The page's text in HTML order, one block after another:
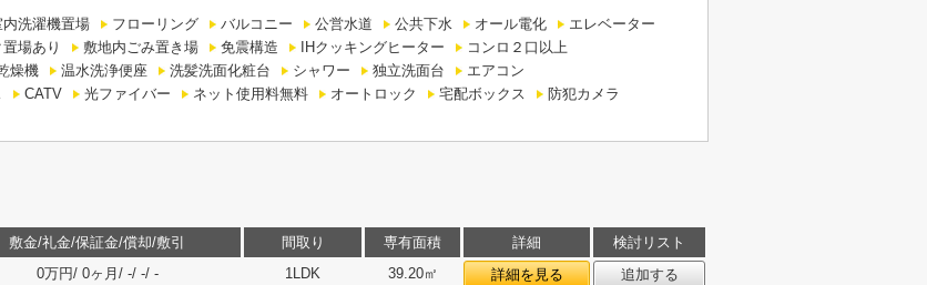
内洗濯機置場 フローリング バルコニー 公営水道 公共下水 オール電化
エレベーター
場あり 敷地内ごみ置き場 免震構造 IHクッキングヒーター
コンロ２口以上
燥機 温水洗浄便座 洗髪洗面化粧台 シャワー 独立洗面台
エアコン
CATV 光ファイバー ネット使用料無料 オートロック 宅配ボックス 防犯カメラ
敷金/礼金/保証金/償却/敷引 間取り 専有面積 詳細
検討リスト
0万円/ 0ヶ月/ -/ -/ - 1LDK 39.20㎡ 詳細を見る
追加する